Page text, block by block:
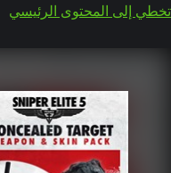
تخطي إلى المحتوى الرئيسي